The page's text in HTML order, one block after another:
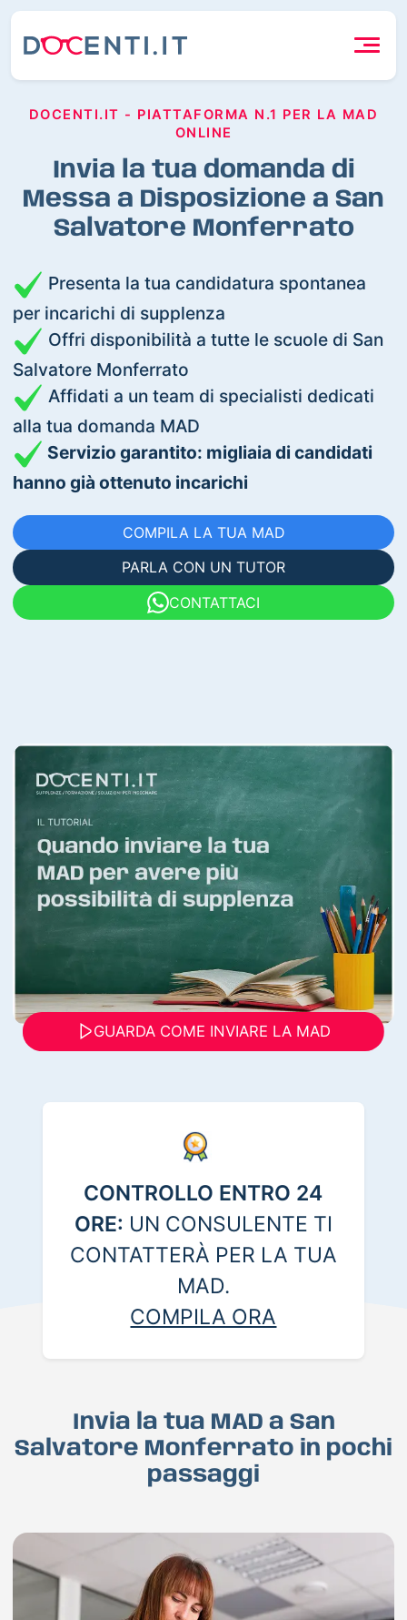
DOCENTI.IT - PIATTAFORMA N.1 PER LA MAD
ONLINE
Invia la tua domanda di
Messa a Disposizione a San
Salvatore Monferrato
Presenta la tua candidatura spontanea
per incarichi di supplenza
Offri disponibilità a tutte le scuole di San
Salvatore Monferrato
Affidati a un team di specialisti dedicati
alla tua domanda MAD
Servizio garantito: migliaia di candidati
hanno già ottenuto incarichi
COMPILA LA TUA MAD
PARLA CON UN TUTOR
CONTATTACI
GUARDA COME INVIARE LA MAD
CONTROLLO ENTRO 24
ORE: UN CONSULENTE TI
CONTATTERÀ PER LA TUA
MAD.
COMPILA ORA
Invia la tua MAD a San
Salvatore Monferrato in pochi
passaggi